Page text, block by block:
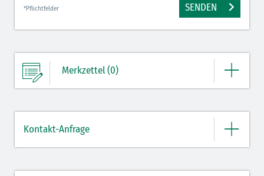
*Pflichtfelder SENDEN
Merkzettel (0)
ZUM MERKZETTEL
Kontakt-Anfrage